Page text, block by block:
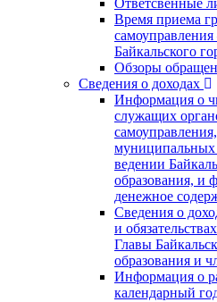
Время приема
Байкальского
Обзоры
Сведения о доходах
Информация о
служащих
муниципальных
ведении
образования, и
денежное
Сведения о
и
Главы
образования и
Информация о
календарный